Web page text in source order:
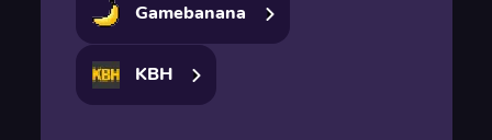
Gamebanana
KBH